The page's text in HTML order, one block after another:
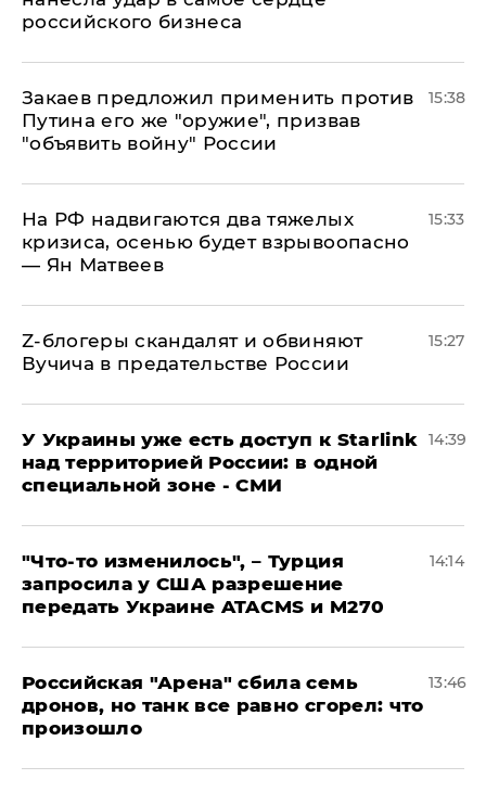
российского бизнеса
Закаев предложил применить против
Путина его же "оружие", призвав
"объявить войну" России
15:38
На РФ надвигаются два тяжелых
кризиса, осенью будет взрывоопасно
— Ян Матвеев
15:33
Z-блогеры скандалят и обвиняют
Вучича в предательстве России
15:27
У Украины уже есть доступ к Starlink
над территорией России: в одной
специальной зоне - СМИ
14:39
​"Что-то изменилось", – Турция
запросила у США разрешение
передать Украине ATACMS и M270
14:14
​Российская "Арена" сбила семь
дронов, но танк все равно сгорел: что
произошло
13:46